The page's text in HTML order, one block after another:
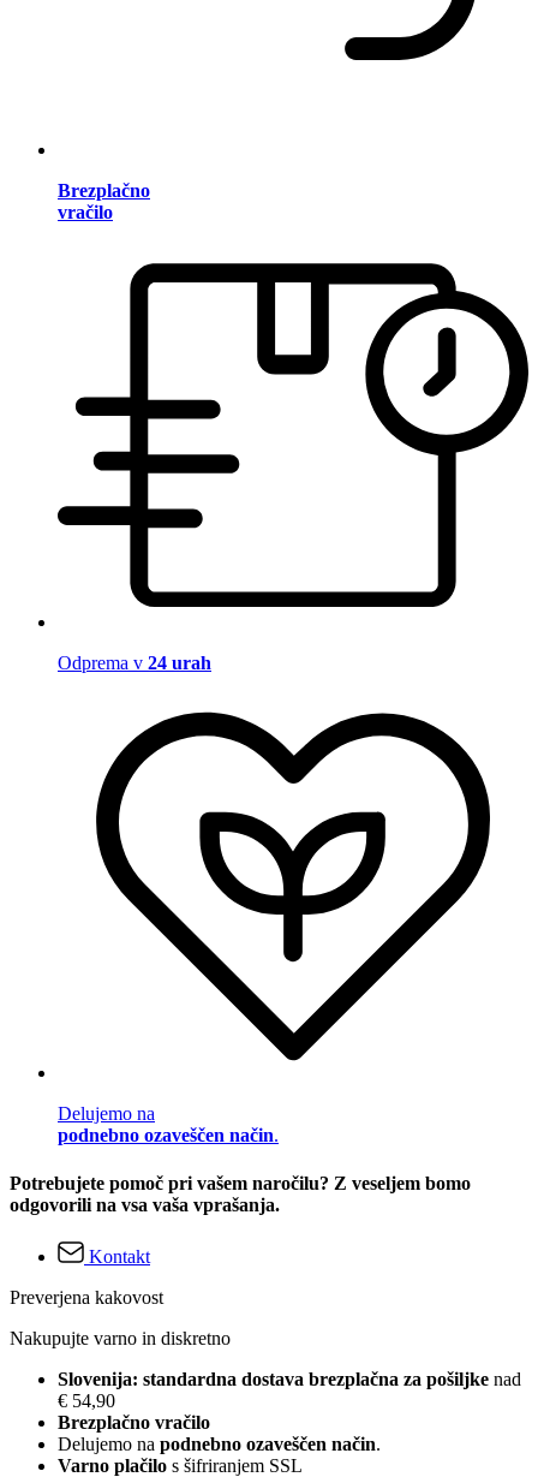
Brezplačno
vračilo
Odprema v 24 urah
Delujemo na
podnebno ozaveščen način.
Potrebujete pomoč pri vašem naročilu? Z veseljem bomo
odgovorili na vsa vaša vprašanja.
Kontakt
Preverjena kakovost
Nakupujte varno in diskretno
Slovenija: standardna dostava brezplačna za pošiljke nad
€ 54,90
Brezplačno vračilo
Delujemo na podnebno ozaveščen način.
Varno plačilo s šifriranjem SSL